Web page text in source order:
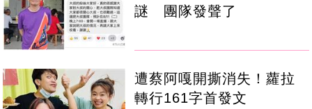
謎 團隊發聲了
遭蔡阿嘎開撕消失！蘿拉
轉行161字首發文